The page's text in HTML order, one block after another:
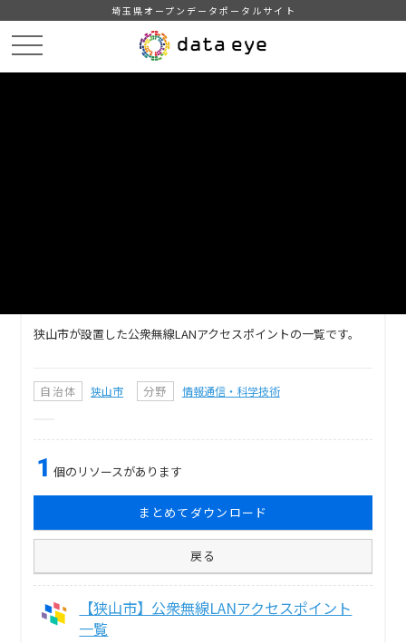
埼玉県オープンデータポータルサイト
狭山市が設置した公衆無線LANアクセスポイントの一覧です。
自治体 狭山市 分野 情報通信・科学技術
1 個のリソースがあります
まとめてダウンロード
戻る
【狭山市】公衆無線LANアクセスポイント
一覧